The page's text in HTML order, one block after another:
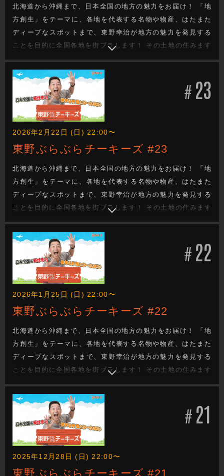
北海道から沖縄まで、日本全国の地方の魅力をお届け！ 「地
方創生」をテーマに、各地を代表する名物や物産、はたまた
ディープなスポットまで、東野幸治が地方の魅力を発見する
ことを目的に全国各地を街ブラします！ その土地の住みます
芸人が、東野の喜びそうなスポットへ案内し、美味しいもの
を食べたり、絶景を観たり、温泉に入ったり、、、旅を通し
て地方の魅力を探るロケバラエティです！
# 23
2026年2月22日 (日) 22:00〜
東野ぶらぶらチーキーズ #23
北海道から沖縄まで、日本全国の地方の魅力をお届け！ 「地
方創生」をテーマに、各地を代表する名物や物産、はたまた
ディープなスポットまで、東野幸治が地方の魅力を発見する
ことを目的に全国各地を街ブラします！ その土地の住みます
芸人が、東野の喜びそうなスポットへ案内し、美味しいもの
を食べたり、絶景を観たり、温泉に入ったり、、、旅を通し
て地方の魅力を探るロケバラエティです！
# 22
2026年1月25日 (日) 22:00〜
東野ぶらぶらチーキーズ #22
北海道から沖縄まで、日本全国の地方の魅力をお届け！ 「地
方創生」をテーマに、各地を代表する名物や物産、はたまた
ディープなスポットまで、東野幸治が地方の魅力を発見する
ことを目的に全国各地を街ブラします！ その土地の住みます
芸人が、東野の喜びそうなスポットへ案内し、美味しいもの
を食べたり、絶景を観たり、温泉に入ったり、、、旅を通し
て地方の魅力を探るロケバラエティです！
# 21
2025年12月28日 (日) 22:00〜